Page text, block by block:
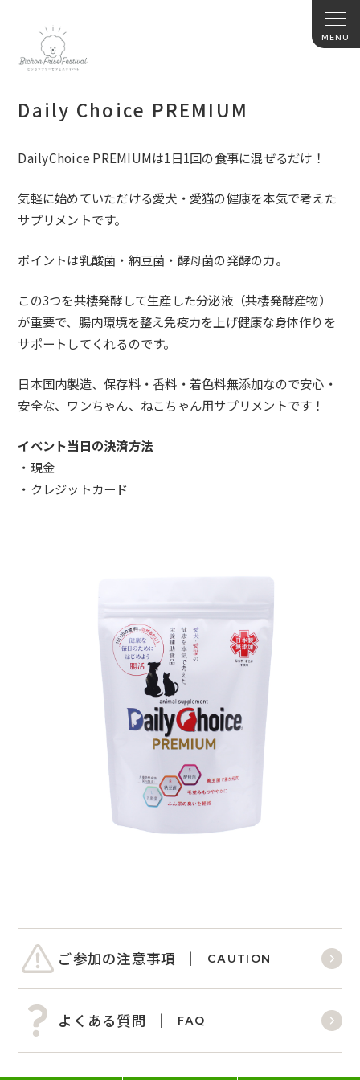
Daily Choice PREMIUM
DailyChoice PREMIUMは1日1回の食事に混ぜるだけ！
気軽に始めていただける愛犬・愛猫の健康を本気で考えた
サプリメントです。
ポイントは乳酸菌・納豆菌・酵母菌の発酵の力。
この3つを共棲発酵して生産した分泌液（共棲発酵産物）
が重要で、腸内環境を整え免疫力を上げ健康な身体作りを
サポートしてくれるのです。
日本国内製造、保存料・香料・着色料無添加なので安心・
安全な、ワンちゃん、ねこちゃん用サプリメントです！
イベント当日の決済方法
・現金
・クレジットカード
ご参加の注意事項 CAUTION
よくある質問 FAQ